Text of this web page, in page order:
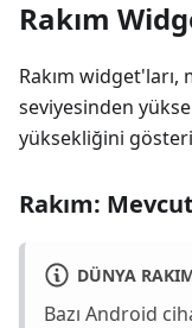
Rakım
Rakım
seviyesinden
yüksekliğini
Rakım:
DÜNYA
Bazı Android